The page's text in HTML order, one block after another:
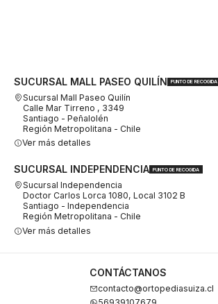
SUCURSAL MALL PASEO QUILÍN PUNTO DE RECOGIDA
Sucursal Mall Paseo Quilín
Calle Mar Tirreno , 3349
Santiago - Peñalolén
Región Metropolitana - Chile
Ver más detalles
SUCURSAL INDEPENDENCIA PUNTO DE RECOGIDA
Sucursal Independencia
Doctor Carlos Lorca 1080, Local 3102 B
Santiago - Independencia
Región Metropolitana - Chile
Ver más detalles
CONTÁCTANOS
contacto@ortopediasuiza.cl